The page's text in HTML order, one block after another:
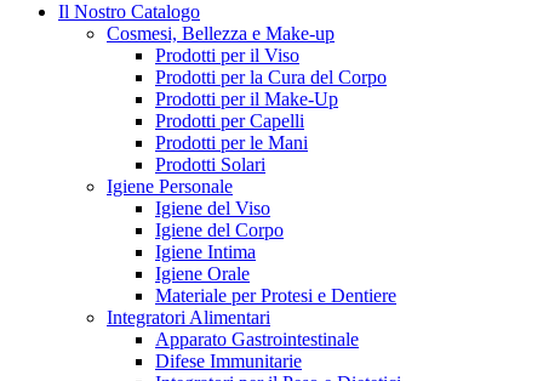
Il Nostro Catalogo
Cosmesi, Bellezza e Make-up
Prodotti per il Viso
Prodotti per la Cura del Corpo
Prodotti per il Make-Up
Prodotti per Capelli
Prodotti per le Mani
Prodotti Solari
Igiene Personale
Igiene del Viso
Igiene del Corpo
Igiene Intima
Igiene Orale
Materiale per Protesi e Dentiere
Integratori Alimentari
Apparato Gastrointestinale
Difese Immunitarie